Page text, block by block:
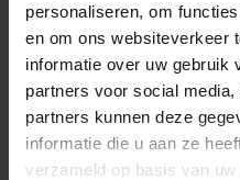
personaliseren, om
en om ons websiteverkeer
informatie over uw gebruik
partners voor social
partners kunnen deze
informatie die u aan ze
verzameld op basis van
Afvaltomaatjes